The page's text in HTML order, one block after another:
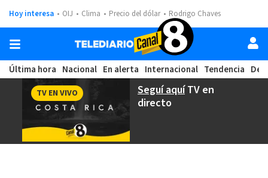
Hoy interesa OIJ Clima Precio del dólar Rodrigo Chaves
Última hora Nacional En alerta Internacional Tendencia
Seguí aquíTV en
directo
TV EN VIVO